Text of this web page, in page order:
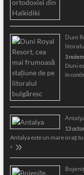
Duni
3
Duni
în
13
Antalya este un mare oraş
»